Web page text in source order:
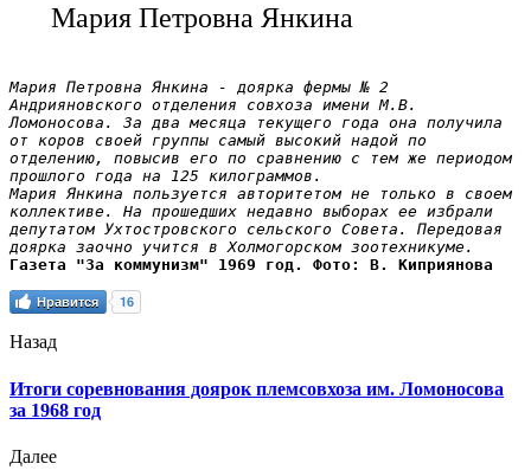
Мария Петровна Янкина
Мария Петровна Янкина - доярка фермы № 2
Андрияновского отделения совхоза имени М.В.
Ломоносова. За два месяца текущего года она получила
от коров своей группы самый высокий надой по
отделению, повысив его по сравнению с тем же периодом
прошлого года на 125 килограммов.
Мария Янкина пользуется авторитетом не только в своем
коллективе. На прошедших недавно выборах ее избрали
депутатом Ухтостровского сельского Совета. Передовая
доярка заочно учится в Холмогорском зоотехникуме.
Газета "За коммунизм" 1969 год. Фото: В. Киприянова
Нравится 16
Назад
Итоги соревнования доярок племсовхоза им. Ломоносова
за 1968 год
Далее